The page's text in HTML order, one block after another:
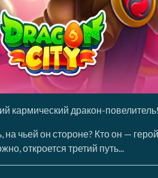
кармический дракон-повелитель!
чьей он стороне? Кто он —
откроется третий путь...